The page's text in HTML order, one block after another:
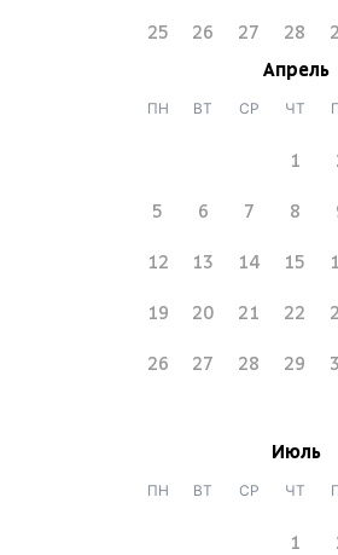
25 26 27 28
Апрель
ПН ВТ СР ЧТ
1
5 6 7 8
12 13 14 15
19 20 21 22
26 27 28 29
Июль
ПН ВТ СР ЧТ
1